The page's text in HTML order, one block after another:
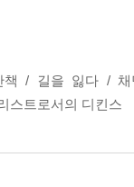
책 / 길을 잃다 / 채
스트로서의 디킨스